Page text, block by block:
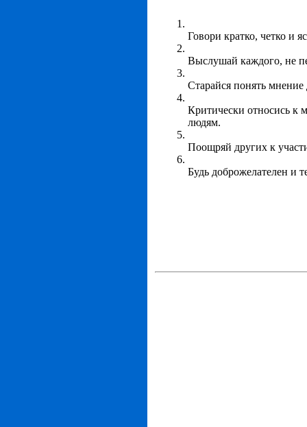
Говори кратко, четко и
Выслушай каждого, не
Старайся понять мнение
Критически относись к
людям.
Поощряй других к
Будь доброжелателен и